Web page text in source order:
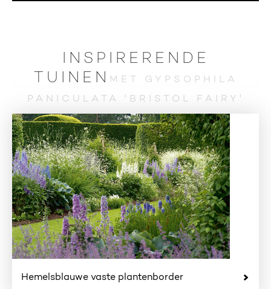
INSPIRERENDE
TUINEN
MET GYPSOPHILA
PANICULATA 'BRISTOL FAIRY'
Hemelsblauwe vaste plantenborder